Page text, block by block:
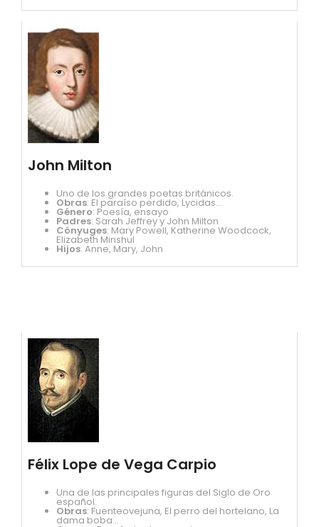
John Milton
Uno de los grandes poetas británicos.
Obras: El paraíso perdido, Lycidas...
Género: Poesía, ensayo
Padres: Sarah Jeffrey y John Milton
Cónyuges: Mary Powell, Katherine Woodcock,
Elizabeth Minshul
Hijos: Anne, Mary, John
Félix Lope de Vega Carpio
Una de las principales figuras del Siglo de Oro
español.
Obras: Fuenteovejuna, El perro del hortelano, La
dama boba...